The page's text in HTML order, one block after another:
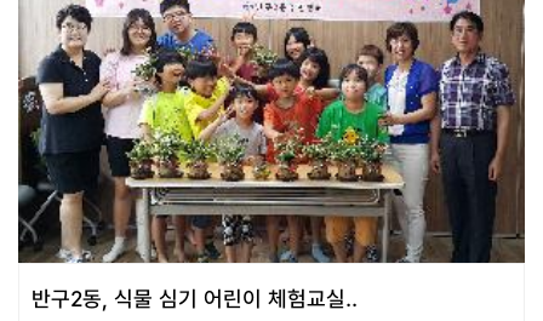
반구2동, 식물 심기 어린이 체험교실..